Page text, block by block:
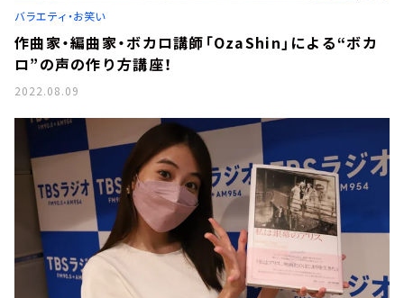
バラエティ・お笑い
作曲家・編曲家・ボカロ講師「OzaShin」による“ボカ
ロ”の声の作り方講座！
2022.08.09